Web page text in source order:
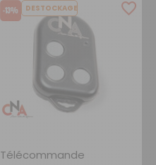
-13% DESTOCKAGE
Télécommande